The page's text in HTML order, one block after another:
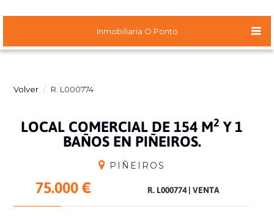
Inmobiliaria O Ponto
Volver R. L000774
LOCAL COMERCIAL DE 154 M2 Y 1
BAÑOS EN PIÑEIROS.
PIÑEIROS
75.000 € R. L000774| VENTA